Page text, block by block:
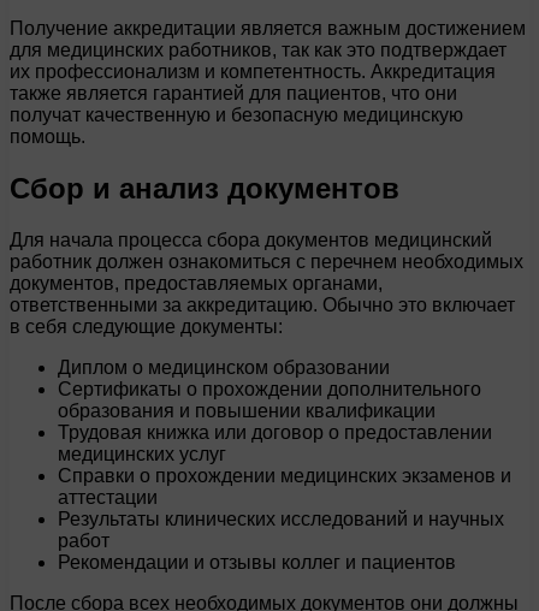
Получение аккредитации является важным достижением
для медицинских работников, так как это подтверждает
их профессионализм и компетентность. Аккредитация
также является гарантией для пациентов, что они
получат качественную и безопасную медицинскую
помощь.
Сбор и анализ документов
Для начала процесса сбора документов медицинский
работник должен ознакомиться с перечнем необходимых
документов, предоставляемых органами,
ответственными за аккредитацию. Обычно это включает
в себя следующие документы:
Диплом о медицинском образовании
Сертификаты о прохождении дополнительного
образования и повышении квалификации
Трудовая книжка или договор о предоставлении
медицинских услуг
Справки о прохождении медицинских экзаменов и
аттестации
Результаты клинических исследований и научных
работ
Рекомендации и отзывы коллег и пациентов
После сбора всех необходимых документов они должны